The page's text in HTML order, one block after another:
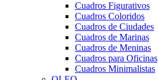
Cuadros Figurativos
Cuadros Coloridos
Cuadros de Ciudades
Cuadros de Marinas
Cuadros de Meninas
Cuadros para Oficinas
Cuadros Minimalistas